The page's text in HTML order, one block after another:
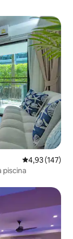
Classificação
4,93 (147)
piscina